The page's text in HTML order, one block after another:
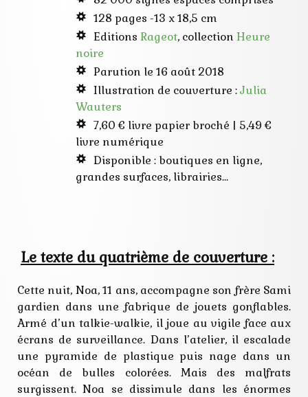
jeunesse
jouet
jouets
gonflables
lecture
malfrats
mystère
policier
usine
128 pages -13 x 18,5 cm
Editions Rageot, collection Heure
noire
Parution le 16 août 2018
Illustration de couverture :Julia
Wauters
7,60 € livre papier broché | 5,49 €
livre numérique
Disponible : boutiques en ligne,
grandes surfaces, librairies…
Le texte du quatrième de couverture :
Cette nuit, Noa, 11 ans, accompagne son frère Sami
gardien dans une fabrique de jouets gonflables.
Armé d’un talkie-walkie, il joue au vigile face aux
écrans de surveillance. Dans l’atelier, il escalade
une pyramide de plastique puis nage dans un
océan de bulles colorées. Mais des malfrats
surgissent. Noa se dissimule dans les énormes